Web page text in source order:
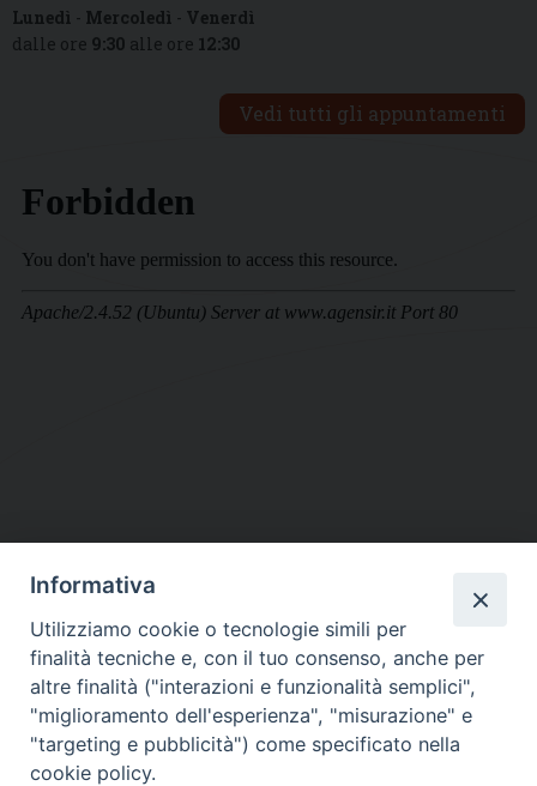
Lunedì - Mercoledì - Venerdì
dalle ore 9:30 alle ore 12:30
Vedi tutti gli appuntamenti
DIOCESI SUBURBICARIA DI ALBANO
Contatti:Tel.: 06.93268401 - Fax.: 06.9323844
E-mail:curia@diocesidialbano.it
Orari: dal Lunedì al Venerdì Ore: 9:00 - 13:00
Informativa
Utilizziamo cookie o tecnologie simili per
finalità tecniche e, con il tuo consenso, anche per
altre finalità ("interazioni e funzionalità semplici",
"miglioramento dell'esperienza", "misurazione" e
"targeting e pubblicità") come specificato nella
cookie policy.